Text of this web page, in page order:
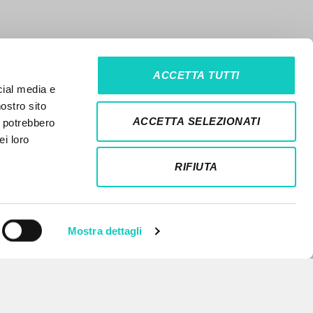
media e
sito
loro
Mostra dettagli
ACCETTA TUTTI
ACCETTA SELEZIONATI
RIFIUTA
NEWSLETTER